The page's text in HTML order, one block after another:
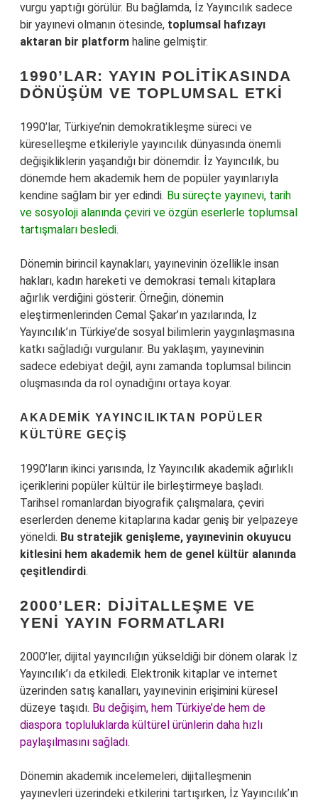
vurgu yaptığı görülür. Bu bağlamda, İz Yayıncılık sadece
bir yayınevi olmanın ötesinde, toplumsal hafızayı
aktaran bir platform haline gelmiştir.
1990’LAR: YAYIN POLITIKASINDA
DÖNÜŞÜM VE TOPLUMSAL ETKI
1990’lar, Türkiye’nin demokratikleşme süreci ve
küreselleşme etkileriyle yayıncılık dünyasında önemli
değişikliklerin yaşandığı bir dönemdir. İz Yayıncılık, bu
dönemde hem akademik hem de popüler yayınlarıyla
kendine sağlam bir yer edindi. Bu süreçte yayınevi, tarih
ve sosyoloji alanında çeviri ve özgün eserlerle toplumsal
tartışmaları besledi.
Dönemin birincil kaynakları, yayınevinin özellikle insan
hakları, kadın hareketi ve demokrasi temalı kitaplara
ağırlık verdiğini gösterir. Örneğin, dönemin
eleştirmenlerinden Cemal Şakar’ın yazılarında, İz
Yayıncılık’ın Türkiye’de sosyal bilimlerin yaygınlaşmasına
katkı sağladığı vurgulanır. Bu yaklaşım, yayınevinin
sadece edebiyat değil, aynı zamanda toplumsal bilincin
oluşmasında da rol oynadığını ortaya koyar.
AKADEMIK YAYINCILIKTAN POPÜLER
KÜLTÜRE GEÇIŞ
1990’ların ikinci yarısında, İz Yayıncılık akademik ağırlıklı
içeriklerini popüler kültür ile birleştirmeye başladı.
Tarihsel romanlardan biyografik çalışmalara, çeviri
eserlerden deneme kitaplarına kadar geniş bir yelpazeye
yöneldi. Bu stratejik genişleme, yayınevinin okuyucu
kitlesini hem akademik hem de genel kültür alanında
çeşitlendirdi.
2000’LER: DIJITALLEŞME VE
YENI YAYIN FORMATLARI
2000’ler, dijital yayıncılığın yükseldiği bir dönem olarak İz
Yayıncılık’ı da etkiledi. Elektronik kitaplar ve internet
üzerinden satış kanalları, yayınevinin erişimini küresel
düzeye taşıdı. Bu değişim, hem Türkiye’de hem de
diaspora topluluklarda kültürel ürünlerin daha hızlı
paylaşılmasını sağladı.
Dönemin akademik incelemeleri, dijitalleşmenin
yayınevleri üzerindeki etkilerini tartışırken, İz Yayıncılık’ın